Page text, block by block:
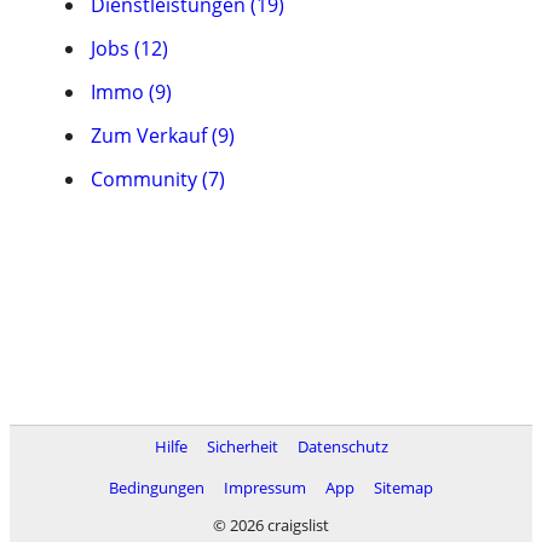
Jobs (12)
Immo (9)
Zum Verkauf (9)
Community (7)
Hilfe Sicherheit
Datenschutz
Bedingungen
Impressum App
Sitemap
© 2026 craigslist